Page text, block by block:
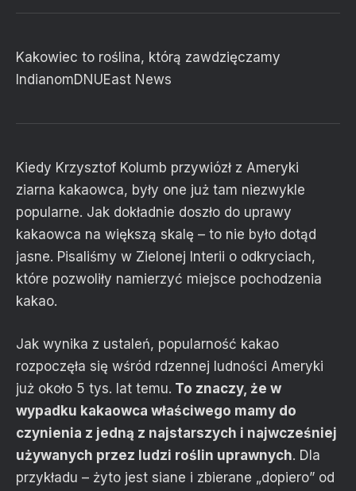
Kakowiec to roślina, którą zawdzięczamy
IndianomDNUEast News
Kiedy Krzysztof Kolumb przywiózł z Ameryki
ziarna kakaowca, były one już tam niezwykle
popularne. Jak dokładnie doszło do uprawy
kakaowca na większą skalę – to nie było dotąd
jasne. Pisaliśmy w Zielonej Interii o odkryciach,
które pozwoliły namierzyć miejsce pochodzenia
kakao.
Jak wynika z ustaleń, popularność kakao
rozpoczęła się wśród rdzennej ludności Ameryki
już około 5 tys. lat temu. To znaczy, że w
wypadku kakaowca właściwego mamy do
czynienia z jedną z najstarszych i najwcześniej
używanych przez ludzi roślin uprawnych. Dla
przykładu – żyto jest siane i zbierane „dopiero” od